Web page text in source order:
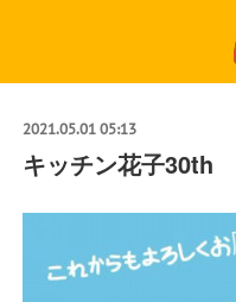
2021.05.01 05:13
キッチン花子30th